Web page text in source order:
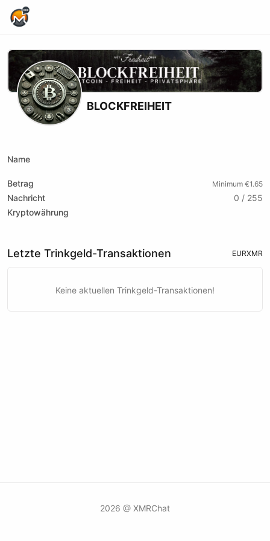
BLOCKFREIHEIT
Name
Betrag Minimum €1.65
Nachricht
0 / 255
Kryptowährung
Letzte Trinkgeld-Transaktionen EURXMR
Keine aktuellen Trinkgeld-Transaktionen!
2026 @ XMRChat